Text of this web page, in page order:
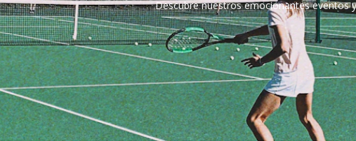
Descubre nuestros emocionantes eventos